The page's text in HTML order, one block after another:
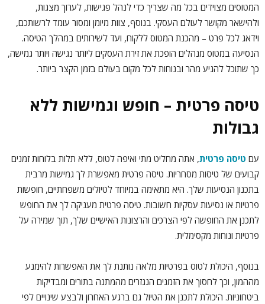
המטוסים מצוידים בכל מה שצריך כדי לנהל פגישות, לערוך מצגות,
ולהישאר מקושר לעולם העסקי. בנוסף, צוות מיומן ומסור עומד לרשותכם,
וידאג לכל פרט – מהכנת המטוס ללקוח, ועד לשירותים במהלך הטיסה.
הנסיעה במטוס מנהלים הופכת את זירת העסקים ליותר נגישה ויותר גמישה,
כך שתוכל להגיע מהר ובנוחות לכל מקום בעולם בזמן הקצר ביותר.
טיסה פרטית – חופש וגמישות ללא
גבולות
עם טיסה פרטית, אתה מחליט מתי ואיפה לטוס, ללא תלות בלוחות זמנים
קבועים של טיסות מסחריות. טיסה פרטית מאפשרת לך גמישות מרבית
בתכנון הנסיעות שלך. היא מתאימה במיוחד לטיולים משפחתיים, חופשות
פרטיות או נסיעות עסקיות חשובות. טיסה פרטית מעניקה לך את החופש
לתכנן את החופשה לפי הצרכים והרצונות האישיים שלך, תוך שמירה על
פרטיות ונוחות מקסימלית.
בנוסף, היכולת לטוס בפרטיות מלאה נותנת לך את האפשרות להימנע
מההמון, וכך לחסוך את הזמנים הנגזרים מהמתנה בתורים ומבדיקות
ביטחוניות. היכולת לתכנן את הטיול גם ברגע האחרון ולבצע שינויים לפי